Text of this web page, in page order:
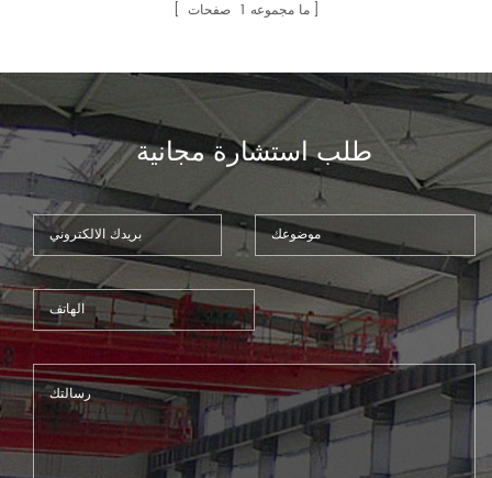
نفكر للغاية لدينا عملية التصنيع ،
الصلب بواسطة أفران ذات تردد
متوسط ​​، خبث كهربائي إعادة
الصهر ، تزوير ، معالجة الخام ،
المعالجة الحرارية ، التشطيب10
ما مجموعه 1 صفحات
طلب استشارة مجانية